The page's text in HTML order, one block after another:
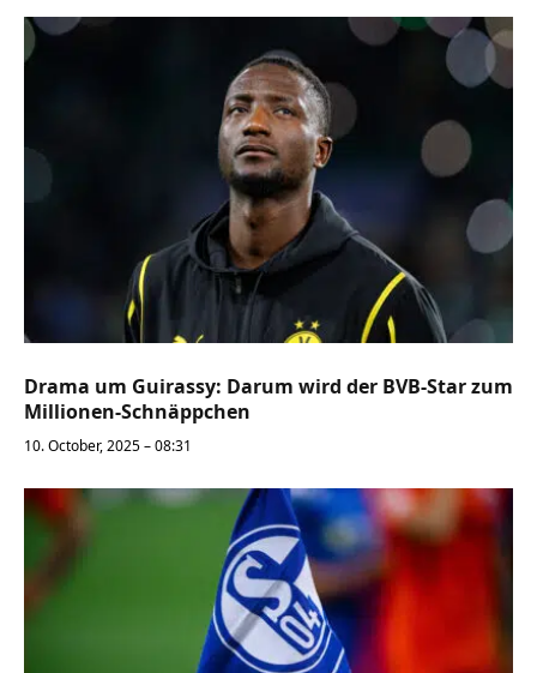
Drama um Guirassy: Darum wird der BVB-Star zum
Millionen-Schnäppchen
10. October, 2025 – 08:31